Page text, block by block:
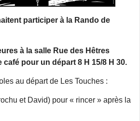
participer à la Rando de
à la salle Rue des Hêtres
café pour un départ 8 H 15/8 H 30.
au départ de Les Touches :
et David) pour « rincer » après la